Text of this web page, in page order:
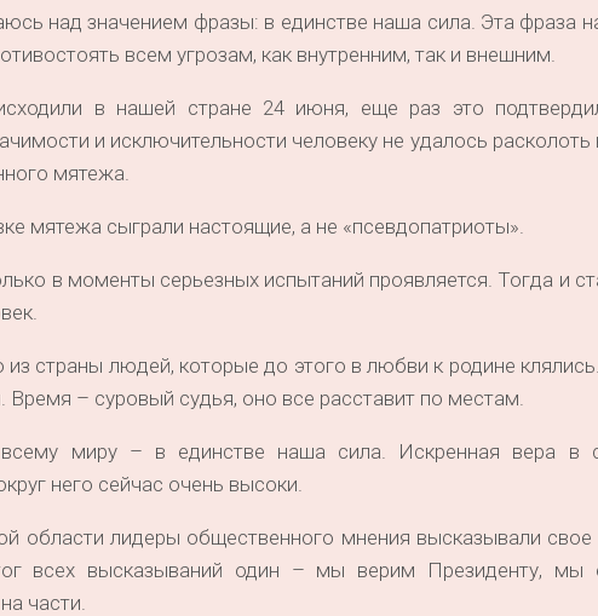
над значением фразы: в единстве наша сила. Эта фраза
всем угрозам, как внутренним, так и внешним.
в нашей стране 24 июня, еще раз это
и исключительности человеку не удалось расколоть
мятежа.
мятежа сыграли настоящие, а не «псевдопатриоты».
в моменты серьезных испытаний проявляется. Тогда и
из страны людей, которые до этого в любви к родине
– суровый судья, оно все расставит по местам.
всему миру – в единстве наша сила. Искренная вера в
него сейчас очень высоки.
лидеры общественного мнения высказывали свое
всех высказываний один – мы верим Президенту,
части.